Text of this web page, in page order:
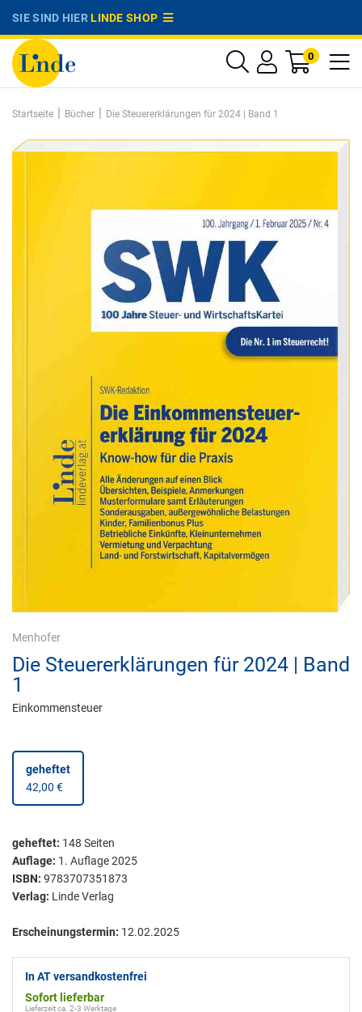
SIE SIND HIERLINDE SHOP
0
Startseite | Bücher | Die Steuererklärungen für 2024 | Band 1
Menhofer
Die Steuererklärungen für 2024 | Band
1
Einkommensteuer
geheftet
42,00 €
geheftet: 148 Seiten
Auflage: 1. Auflage 2025
ISBN: 9783707351873
Verlag: Linde Verlag
Erscheinungstermin: 12.02.2025
In AT versandkostenfrei
Sofort lieferbar
Lieferzeit ca. 2-3 Werktage